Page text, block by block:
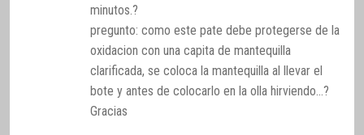
minutos.?
pregunto: como este pate debe protegerse de la
oxidacion con una capita de mantequilla
clarificada, se coloca la mantequilla al llevar el
bote y antes de colocarlo en la olla hirviendo…?
Gracias